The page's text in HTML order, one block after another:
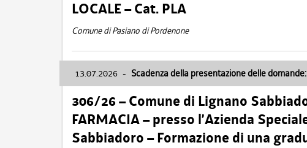
LOCALE – Cat. PLA
Comune di Pasiano di Pordenone
13.07.2026 - Scadenza della presentazione delle
306/26 – Comune di Lignano
FARMACIA – presso l’Azienda
Sabbiadoro – Formazione di una